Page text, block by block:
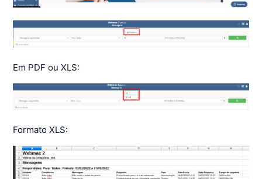
Em PDF ou XLS:
Formato XLS: